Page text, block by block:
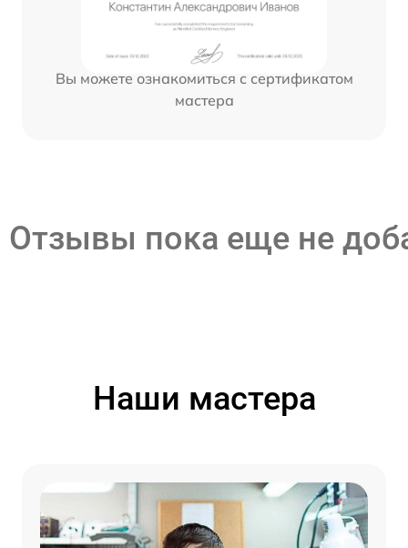
Вы можете ознакомиться с сертификатом
мастера
Отзывы пока еще не
Наши мастера